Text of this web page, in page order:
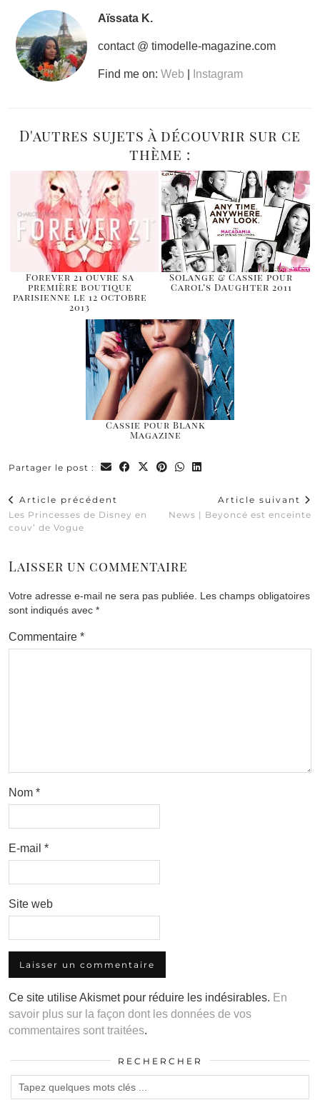
Aïssata K.
contact @ timodelle-magazine.com
Find me on: Web Instagram
D'autres sujets à découvrir sur ce
thème :
Forever 21 ouvre sa
première boutique
parisienne le 12 octobre
2013
Solange & Cassie pour
Carol’s Daughter 2011
Cassie pour Blank
Magazine
Partager le post :
Article précédent
Les Princesses de Disney en
couv’ de Vogue
Article suivant
News | Beyoncé est enceinte
Laisser un commentaire
Votre adresse e-mail ne sera pas publiée. Les champs obligatoires
sont indiqués avec *
Commentaire *
Nom *
E-mail *
Site web
Ce site utilise Akismet pour réduire les indésirables. En
savoir plus sur la façon dont les données de vos
commentaires sont traitées.
RECHERCHER